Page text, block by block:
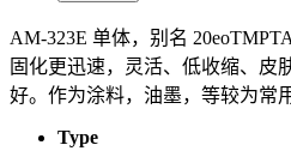
AM-323E 单体，别名
固化更迅速，灵活、低收缩、皮
好。作为涂料，油墨，等较为常
Type